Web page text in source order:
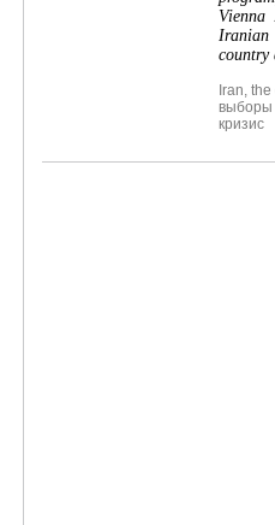
Iranian
country
Iran, the
выборы
кризис